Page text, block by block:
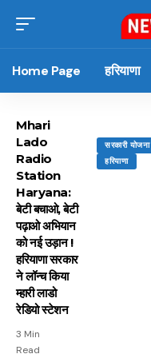
Home Page हरियाणा
सरकारी योजना
हरियाणा
Mhari
Lado
Radio
Station
Haryana:
बेटी बचाओ, बेटी
पढ़ाओ अभियान
को नई उड़ान !
हरियाणा सरकार
ने लॉन्च किया
म्हारी लाडो
रेडियो स्टेशन
3 Min
Read